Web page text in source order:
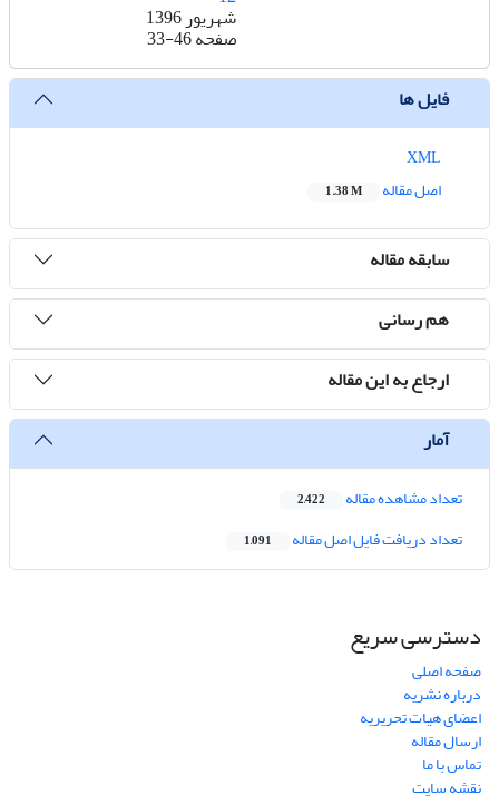
شهریور 1396
صفحه33-46
فایل ها
اصل مقاله
1.38 M
سابقه مقاله
هم رسانی
ارجاع به این مقاله
آمار
تعداد مشاهده مقاله 2,422
تعداد دریافت فایل اصل مقاله 1,091
دسترسی سریع
صفحه اصلی
درباره نشریه
اعضای هیات تحریریه
ارسال مقاله
تماس با ما
نقشه سایت